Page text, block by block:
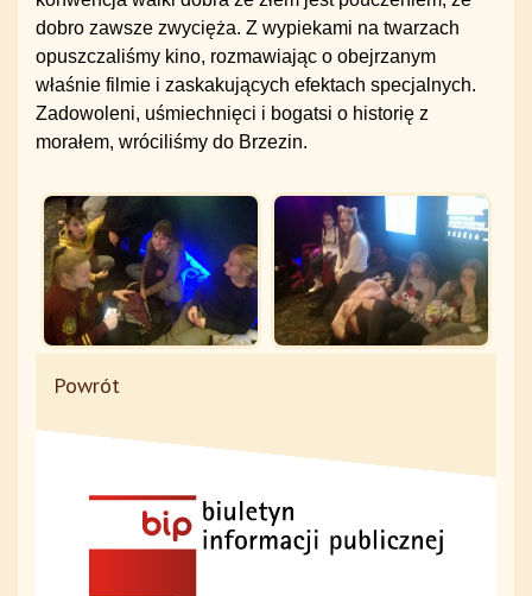
dobro zawsze zwycięża. Z wypiekami na twarzach
opuszczaliśmy kino, rozmawiając o obejrzanym
właśnie filmie i zaskakujących efektach specjalnych.
Zadowoleni, uśmiechnięci i bogatsi o historię z
morałem, wróciliśmy do Brzezin.
Powrót